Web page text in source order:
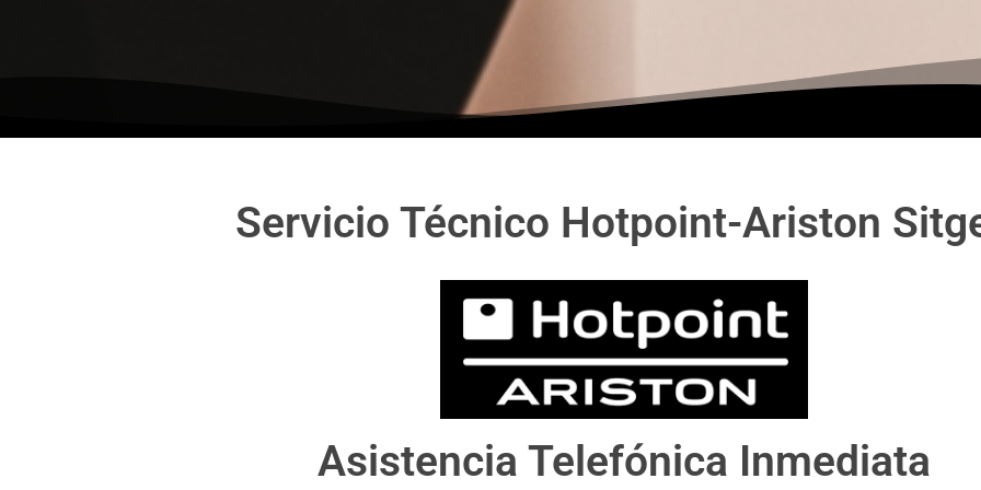
Servicio Técnico Hotpoint-Ariston
Asistencia Telefónica Inmediata